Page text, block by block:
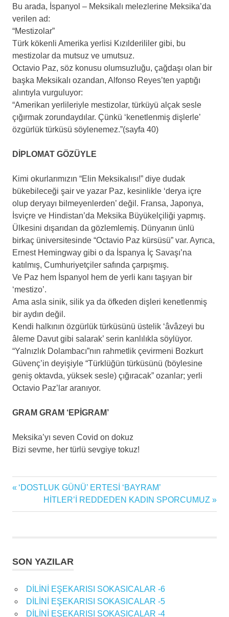
Bu arada, İspanyol – Meksikalı melezlerine Meksika’da
verilen ad:
“Mestizolar”
Türk kökenli Amerika yerlisi Kızılderililer gibi, bu
mestizolar da mutsuz ve umutsuz.
Octavio Paz, söz konusu olumsuzluğu, çağdaşı olan bir
başka Meksikalı ozandan, Alfonso Reyes’ten yaptığı
alıntıyla vurguluyor:
“Amerikan yerlileriyle mestizolar, türküyü alçak sesle
çığırmak zorundaydılar. Çünkü ‘kenetlenmiş dişlerle’
özgürlük türküsü söylenemez.”(sayfa 40)
DİPLOMAT GÖZÜYLE
Kimi okurlarımızın “Elin Meksikalısı!” diye dudak
bükebileceği şair ve yazar Paz, kesinlikle ‘derya içre
olup deryayı bilmeyenlerden’ değil. Fransa, Japonya,
İsviçre ve Hindistan’da Meksika Büyükelçiliği yapmış.
Ülkesini dışarıdan da gözlemlemiş. Dünyanın ünlü
birkaç üniversitesinde “Octavio Paz kürsüsü” var. Ayrıca,
Ernest Hemingway gibi o da İspanya İç Savaşı’na
katılmış, Cumhuriyetçiler safında çarpışmış.
Ve Paz hem İspanyol hem de yerli kanı taşıyan bir
‘mestizo’.
Ama asla sinik, silik ya da öfkeden dişleri kenetlenmiş
bir aydın değil.
Kendi halkının özgürlük türküsünü üstelik ‘âvâzeyi bu
âleme Davut gibi salarak’ serin kanlılıkla söylüyor.
“Yalnızlık Dolambacı”nın rahmetlik çevirmeni Bozkurt
Güvenç’in deyişiyle “Türklüğün türküsünü (böylesine
geniş oktavda, yüksek sesle) çığıracak” ozanlar; yerli
Octavio Paz’lar aranıyor.
GRAM GRAM ‘EPİGRAM’
Meksika’yı seven Covid on dokuz
Bizi sevme, her türlü sevgiye tokuz!
Yazı
gezinmesi
Previous
‘DOSTLUK GÜNÜ’ ERTESİ ‘BAYRAM’
Next
Post:
HİTLER’İ REDDEDEN KADIN SPORCUMUZ
SON YAZILAR
DİLİNİ EŞEKARISI SOKASICALAR -6
DİLİNİ EŞEKARISI SOKASICALAR -5
DİLİNİ EŞEKARISI SOKASICALAR -4